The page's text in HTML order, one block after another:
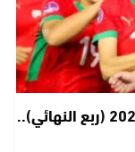
كأس أمم إفريقيا للسيدات – المغرب 2026 (ربع النهائي)..